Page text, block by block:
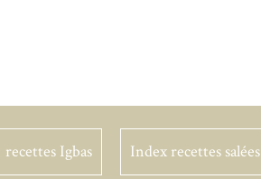
recettes Igbas Index recettes salées